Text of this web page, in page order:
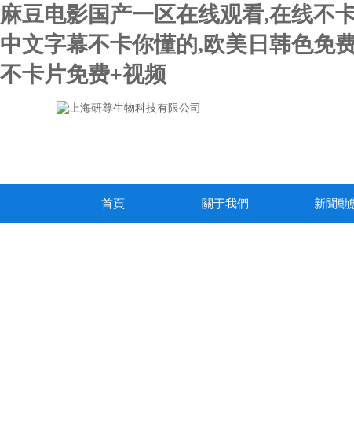
麻豆电影国产一区在线观看,在线不
中文字幕不卡你懂的,欧美日韩色免
不卡片免费+视频
首頁 關于我們 新聞動